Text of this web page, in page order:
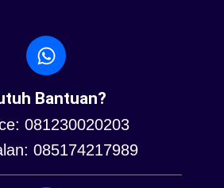
Bantuan?
081230020203
085174217989